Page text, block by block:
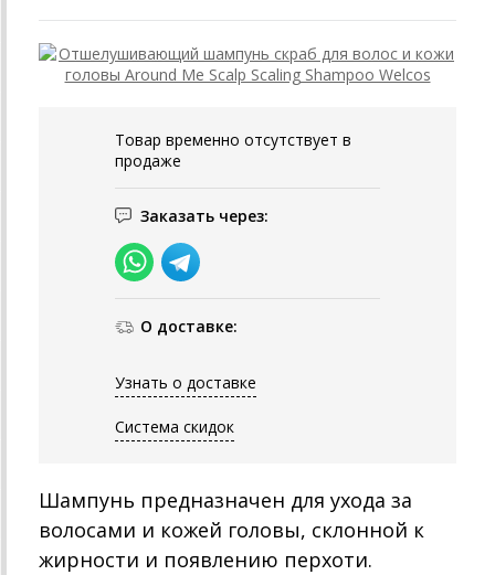
Товар временно отсутствует в
продаже
Заказать через:
О доставке:
Узнать о доставке
Система скидок
Шампунь предназначен для ухода за
волосами и кожей головы, склонной к
жирности и появлению перхоти.